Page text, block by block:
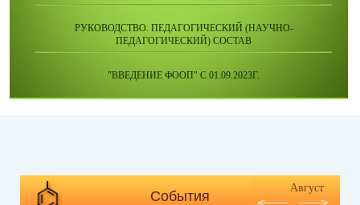
РУКОВОДСТВО. ПЕДАГОГИЧЕСКИЙ (НАУЧНО-
ПЕДАГОГИЧЕСКИЙ) СОСТАВ
"ВВЕДЕНИЕ ФООП" С 01.09.2023Г.
События
Август